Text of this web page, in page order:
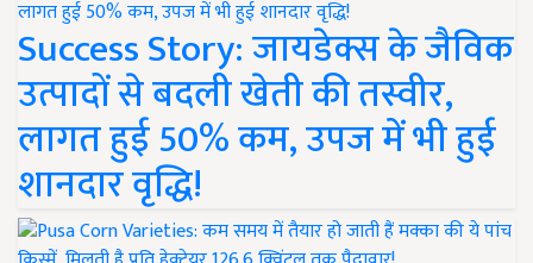
Success Story: जायडेक्स के जैविक
उत्पादों से बदली खेती की तस्वीर,
लागत हुई 50% कम, उपज में भी हुई
शानदार वृद्धि!